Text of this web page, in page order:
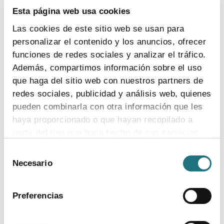
Esta página web usa cookies
Las cookies de este sitio web se usan para
personalizar el contenido y los anuncios, ofrecer
funciones de redes sociales y analizar el tráfico.
Además, compartimos información sobre el uso
que haga del sitio web con nuestros partners de
redes sociales, publicidad y análisis web, quienes
pueden combinarla con otra información que les
haya proporcionado o que hayan recopilado a
Para más información puede acceder a nuestra
Necesario
Preferencias
de la Asociación y periodistas sobre la actualidad del
sector
9 | 10 | 2022
Por qué la industria farmacéutica es un
sector de oportunidad para España
El director general de Farmaindustria, Juan Yermo, lo
20 | 6 | 2022